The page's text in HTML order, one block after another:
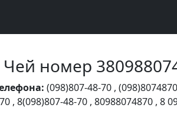
Чей номер
(098)807-48-70 , (098)8074870
, 8(098)807-48-70 , 80988074870 , 8